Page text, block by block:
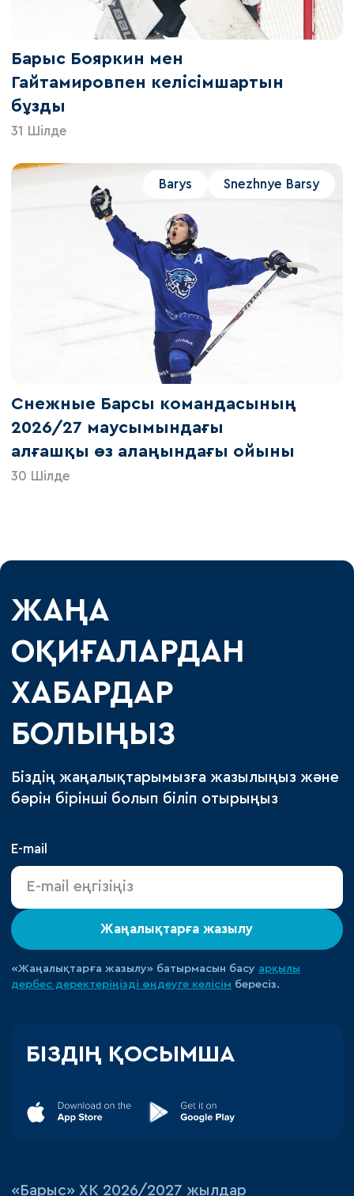
Барыс Бояркин мен
Гайтамировпен келісімшартын
бұзды
31 Шілде
Barys Snezhnye Barsy
Снежные Барсы командасының
2026/27 маусымындағы
алғашқы өз алаңындағы ойыны
30 Шілде
ЖАҢА
ОҚИҒАЛАРДАН
ХАБАРДАР
БОЛЫҢЫЗ
Біздің жаңалықтарымызға жазылыңыз және
бәрін бірінші болып біліп отырыңыз
E-mail
Жаңалықтарға жазылу
«Жаңалықтарға жазылу» батырмасын басу арқылы
дербес деректеріңізді өңдеуге келісім бересіз.
БІЗДІҢ ҚОСЫМША
«‎Барыс»‎ ХК 2026/2027 жылдар